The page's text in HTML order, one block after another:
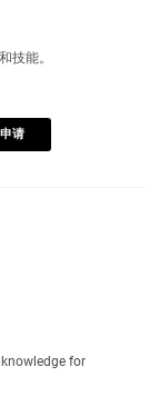
技能。
申请
for